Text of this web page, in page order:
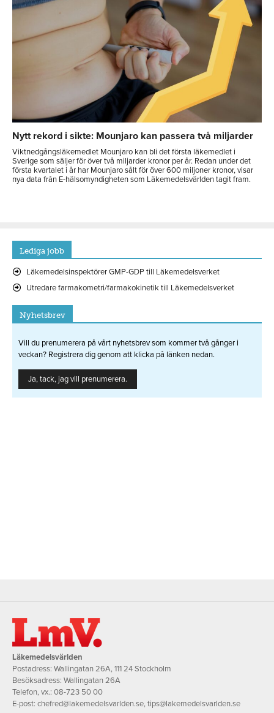
Nytt rekord i sikte: Mounjaro kan passera två miljarder
Viktnedgångsläkemedlet Mounjaro kan bli det första läkemedlet i
Sverige som säljer för över två miljarder kronor per år. Redan under det
första kvartalet i år har Mounjaro sålt för över 600 miljoner kronor, visar
nya data från E-hälsomyndigheten som Läkemedelsvärlden tagit fram.
Lediga jobb
Läkemedelsinspektörer GMP-GDP till Läkemedelsverket
Utredare farmakometri/farmakokinetik till Läkemedelsverket
Nyhetsbrev
Vill du prenumerera på vårt nyhetsbrev som kommer två gånger i
veckan? Registrera dig genom att klicka på länken nedan.
Ja, tack, jag vill prenumerera.
Läkemedelsvärlden
Postadress: Wallingatan 26A, 111 24 Stockholm
Besöksadress: Wallingatan 26A
Telefon, vx.: 08-723 50 00
E-post: chefred@lakemedelsvarlden.se,tips@lakemedelsvarlden.se